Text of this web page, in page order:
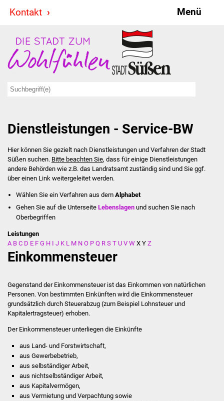
Kontakt Menü
Stadt & Politik
Bürgermeister
Ausschüsse
Ratsinformationssystem
Jugendbeirat
Summerrockfestival
Stadtverwaltung
Behördenwegweiser
Dienstleistungen - Service-BW
Hier können Sie gezielt nach Dienstleistungen und Verfahren der Stadt
Süßen suchen. Bitte beachten Sie, dass für einige Dienstleistungen
andere Behörden wie z.B. das Landratsamt zuständig sind und Sie ggf.
über einen Link weitergeleitet werden.
Wählen Sie ein Verfahren aus dem Alphabet
Gehen Sie auf die UnterseiteLebenslagen und suchen Sie nach
Oberbegriffen
Leistungen
A B C D E F G H I J K L M N O P Q R S T U V W X Y Z
Einkommensteuer
Gegenstand der Einkommensteuer ist das Einkommen von natürlichen
Personen. Von bestimmten Einkünften wird die Einkommensteuer
grundsätzlich durch Steuerabzug (zum Beispiel Lohnsteuer und
Kapitalertragsteuer) erhoben.
Der Einkommensteuer unterliegen die Einkünfte
aus Land- und Forstwirtschaft,
aus Gewerbebetrieb,
aus selbständiger Arbeit,
aus nichtselbständiger Arbeit,
aus Kapitalvermögen,
aus Vermietung und Verpachtung sowie